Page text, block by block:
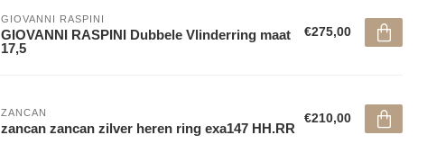
GIOVANNI RASPINI
GIOVANNI RASPINI Dubbele Vlinderring maat
17,5
€275,00
ZANCAN
zancan zancan zilver heren ring exa147 HH.RR
€210,00